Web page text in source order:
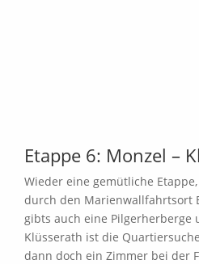
Etappe 6: Monzel –
Wieder eine gemütliche
durch den Marienwallfahrtsort
gibts auch eine Pilgerherberge
Klüsserath ist die
dann doch ein Zimmer bei der